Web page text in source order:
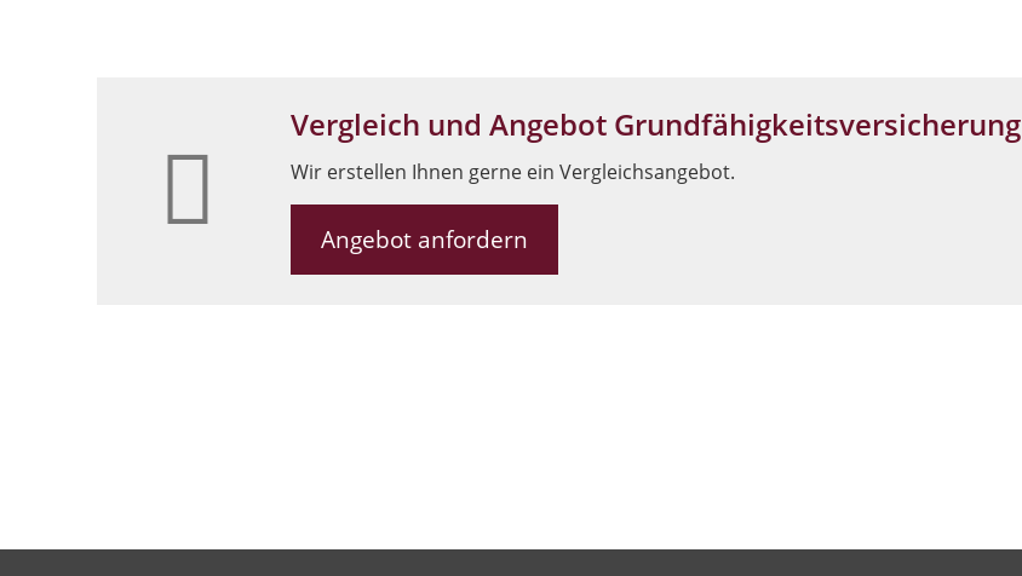
Vergleich und Angebot Grundfähigkeitsversicherung
Wir erstellen Ihnen gerne ein Vergleichsangebot.
Angebot anfordern